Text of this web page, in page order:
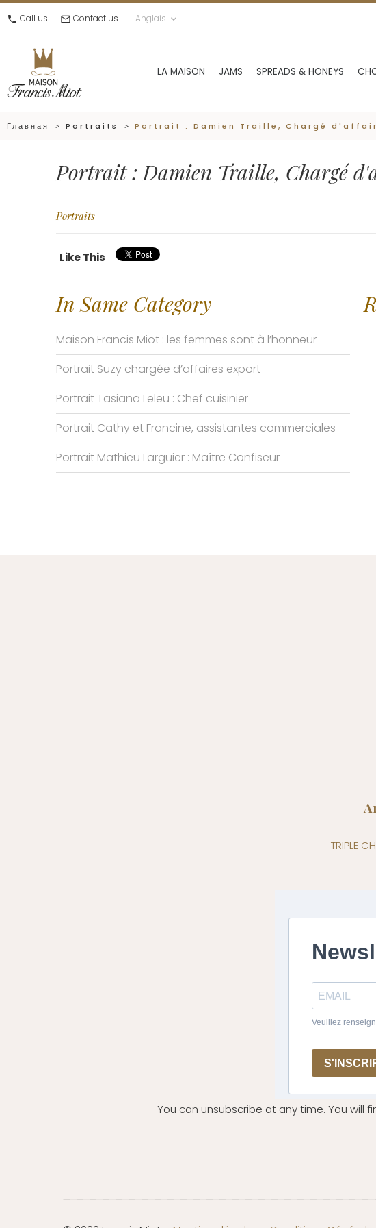
call Call us mail_outline Contact us Anglais keyboard_arrow_down
LA MAISON JAMS SPREADS & HONEYS
Главная Portraits Portrait : Damien Traille, Chargé
Portrait : Damien Traille, Chargé
Portraits
Like This
In Same Category
Maison Francis Miot : les femmes sont à l’honneur
Portrait Suzy chargée d’affaires export
Portrait Tasiana Leleu : Chef cuisinier
Portrait Cathy et Francine, assistantes commerciales
Portrait Mathieu Larguier : Maître Confiseur
TRIPLE
You can unsubscribe at any time. You